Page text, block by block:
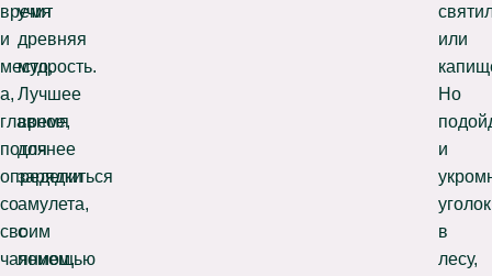
время
и
место,
а,
главное,
поточнее
определиться
со
своим
чаянием.
учит
древняя
мудрость.
Лучшее
время
для
зарядки
амулета,
с
помощью
или
Но
и
уголок
в
лесу,